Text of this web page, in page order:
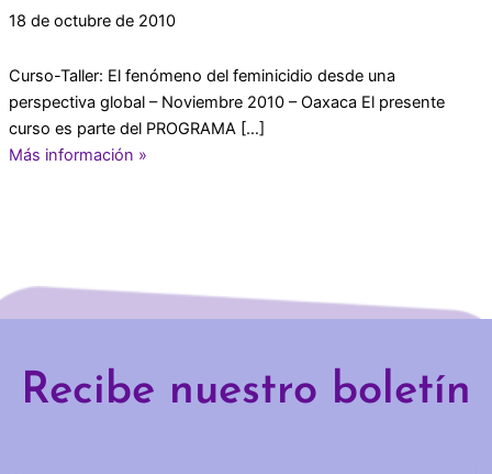
18 de octubre de 2010
Curso-Taller: El fenómeno del feminicidio desde una
perspectiva global – Noviembre 2010 – Oaxaca El presente
curso es parte del PROGRAMA […]
Más información »
Recibe nuestro boletín